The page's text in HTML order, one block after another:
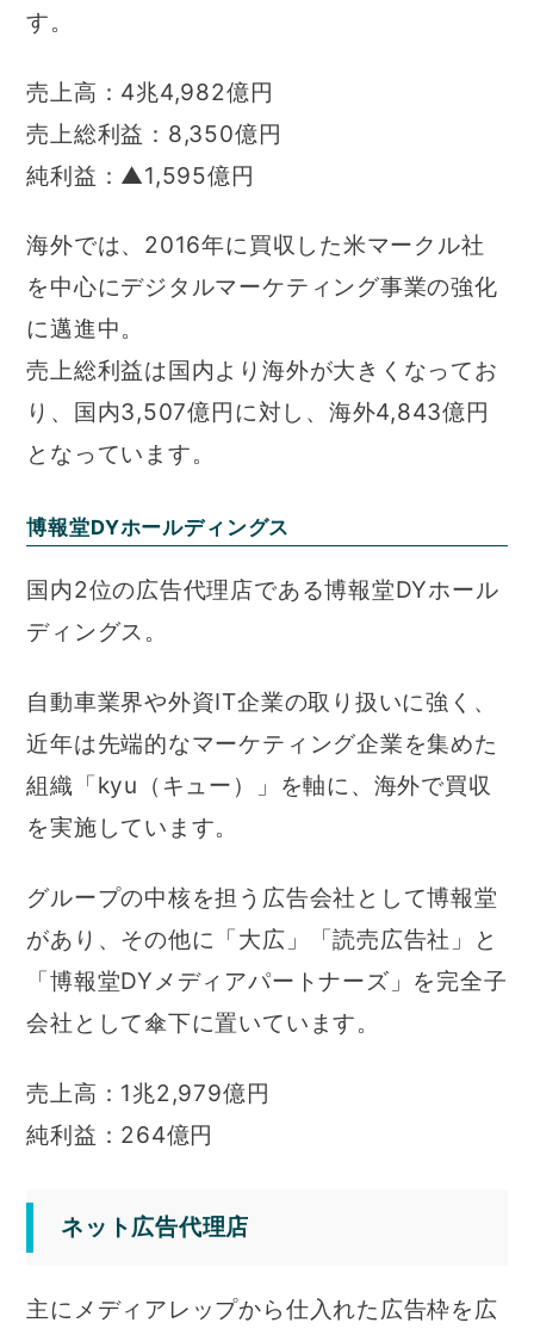
す。
売上高：4兆4,982億円
売上総利益：8,350億円
純利益：▲1,595億円
海外では、2016年に買収した米マークル社
を中心にデジタルマーケティング事業の強化
に邁進中。
売上総利益は国内より海外が大きくなってお
り、国内3,507億円に対し、海外4,843億円
となっています。
博報堂DYホールディングス
国内2位の広告代理店である博報堂DYホール
ディングス。
自動車業界や外資IT企業の取り扱いに強く、
近年は先端的なマーケティング企業を集めた
組織「kyu（キュー）」を軸に、海外で買収
を実施しています。
グループの中核を担う広告会社として博報堂
があり、その他に「大広」「読売広告社」と
「博報堂DYメディアパートナーズ」を完全子
会社として傘下に置いています。
売上高：1兆2,979億円
純利益：264億円
ネット広告代理店
主にメディアレップから仕入れた広告枠を広